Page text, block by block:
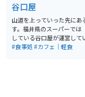
谷口屋
山道を上っていった先にあ
す。福井県のスーパーでは
している谷口屋が運営し
と同じくらいの満足感を得
で、ピークを外した訪問
#食事処 #カフェ｜軽食